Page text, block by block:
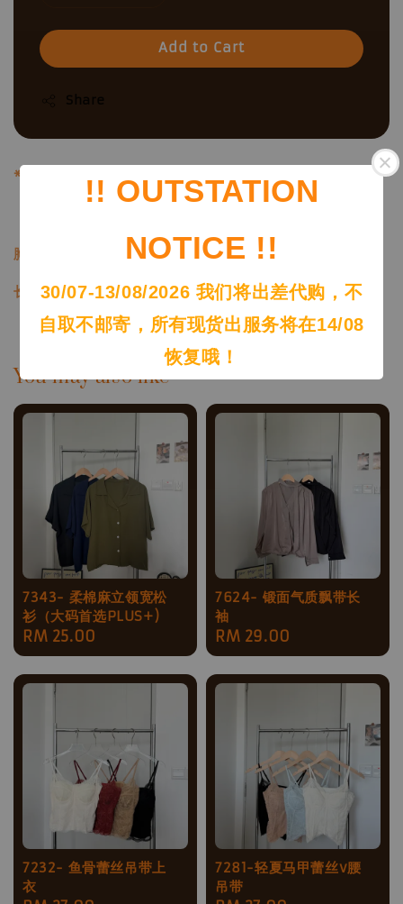
!! OUTSTATION
NOTICE !!
30/07-13/08/2026 我们将出差代购，不
自取不邮寄，所有现货出服务将在14/08
恢复哦！
Add to Cart
Share
**有胸垫
胸围Bust：76-110cm
长度Length：48cm
You may also like
7343- 柔棉麻立领宽松
衫（大码首选PLUS+)
Regular
price
RM 25.00
7624- 锻面气质飘带长
袖
Regular
price
RM 29.00
7232- 鱼骨蕾丝吊带上
衣
7281-轻夏马甲蕾丝v腰
吊带